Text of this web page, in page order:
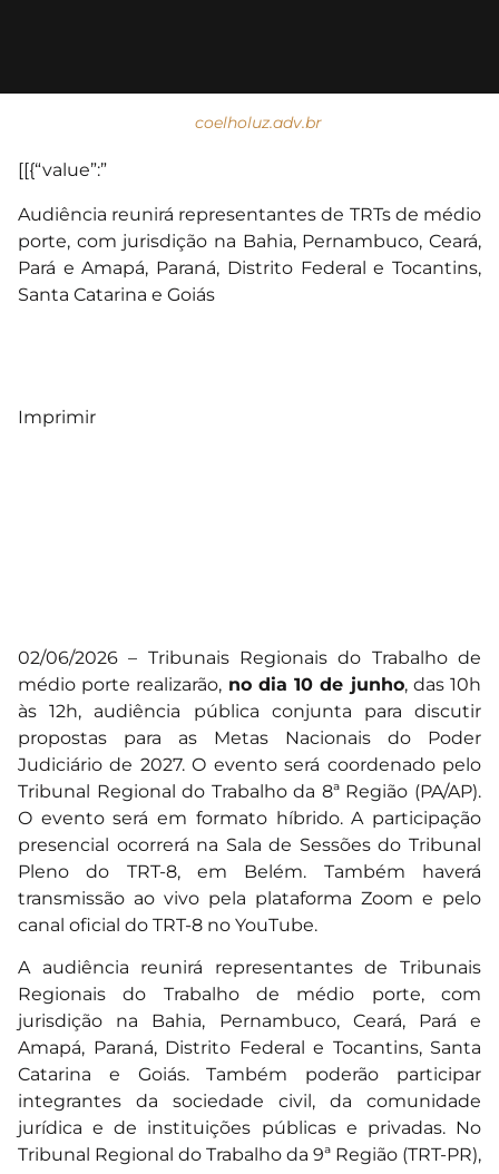
coelholuz.adv.br
[[{“value”:”
Audiência reunirá representantes de TRTs de médio
porte, com jurisdição na Bahia, Pernambuco, Ceará,
Pará e Amapá, Paraná, Distrito Federal e Tocantins,
Santa Catarina e Goiás
Imprimir
02/06/2026 – Tribunais Regionais do Trabalho de
médio porte realizarão, no dia 10 de junho, das 10h
às 12h, audiência pública conjunta para discutir
propostas para as Metas Nacionais do Poder
Judiciário de 2027. O evento será coordenado pelo
Tribunal Regional do Trabalho da 8ª Região (PA/AP).
O evento será em formato híbrido. A participação
presencial ocorrerá na Sala de Sessões do Tribunal
Pleno do TRT-8, em Belém. Também haverá
transmissão ao vivo pela plataforma Zoom e pelo
canal oficial do TRT-8 no YouTube.
A audiência reunirá representantes de Tribunais
Regionais do Trabalho de médio porte, com
jurisdição na Bahia, Pernambuco, Ceará, Pará e
Amapá, Paraná, Distrito Federal e Tocantins, Santa
Catarina e Goiás. Também poderão participar
integrantes da sociedade civil, da comunidade
jurídica e de instituições públicas e privadas. No
Tribunal Regional do Trabalho da 9ª Região (TRT-PR),